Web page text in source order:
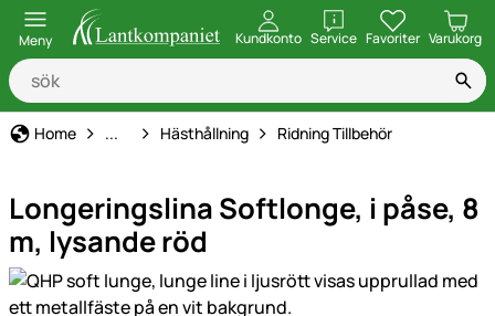
Meny Kundkonto ServiceöppnaFavoriter Varukorg
Home Djurhållning, Utfodring & Vård
... Hästhållning Ridning Tillbehör
Longeringslina Softlonge, i påse, 8
m, lysande röd
Produktgaleri